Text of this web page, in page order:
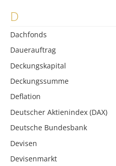
D
Dachfonds
Dauerauftrag
Deckungskapital
Deckungssumme
Deflation
Deutscher Aktienindex (DAX)
Deutsche Bundesbank
Devisen
Devisenmarkt